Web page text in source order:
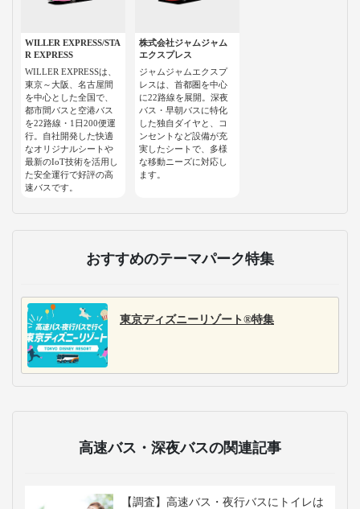
WILLER EXPRESS/STA
R EXPRESS
WILLER EXPRESSは、
東京～大阪、名古屋間
を中心とした全国で、
都市間バスと空港バス
を22路線・1日200便運
行。自社開発した快適
なオリジナルシートや
最新のIoT技術を活用し
た安全運行で好評の高
速バスです。
株式会社ジャムジャム
エクスプレス
ジャムジャムエクスプ
レスは、首都圏を中心
に22路線を展開。深夜
バス・早朝バスに特化
した独自ダイヤと、コ
ンセントなど設備が充
実したシートで、多様
な移動ニーズに対応し
ます。
おすすめのテーマパーク特集
東京ディズニーリゾート®特集
高速バス・深夜バスの関連記事
【調査】高速バス・夜行バスにトイレは